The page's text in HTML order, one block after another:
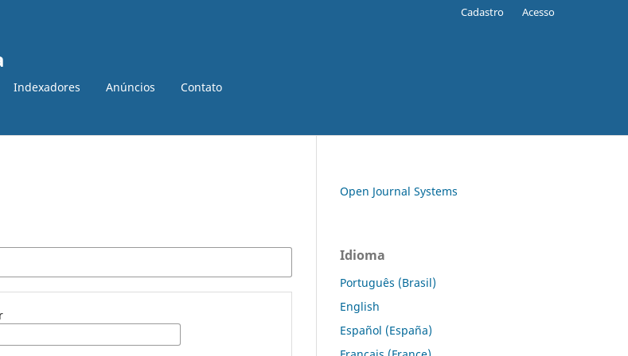
Indexadores Anúncios Contato
Cadastro Acesso
Open Journal Systems
Idioma
Português (Brasil)
English
Español (España)